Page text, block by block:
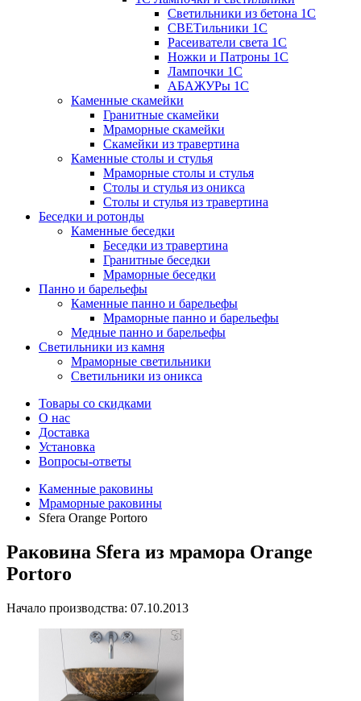
Светильники из бетона 1С
СВЕТильники 1С
Расеиватели света 1С
Ножки и Патроны 1С
Лампочки 1С
АБАЖУРы 1С
Каменные скамейки
Гранитные скамейки
Мраморные скамейки
Скамейки из травертина
Каменные столы и стулья
Мраморные столы и стулья
Столы и стулья из оникса
Столы и стулья из травертина
Беседки и ротонды
Каменные беседки
Беседки из травертина
Гранитные беседки
Мраморные беседки
Панно и барельефы
Каменные панно и барельефы
Мраморные панно и барельефы
Медные панно и барельефы
Светильники из камня
Мраморные светильники
Светильники из оникса
Товары со скидками
О нас
Доставка
Установка
Вопросы-ответы
Каменные раковины
Мраморные раковины
Sfera Orange Portoro
Раковина Sfera из мрамора Orange
Portoro
Начало производства: 07.10.2013